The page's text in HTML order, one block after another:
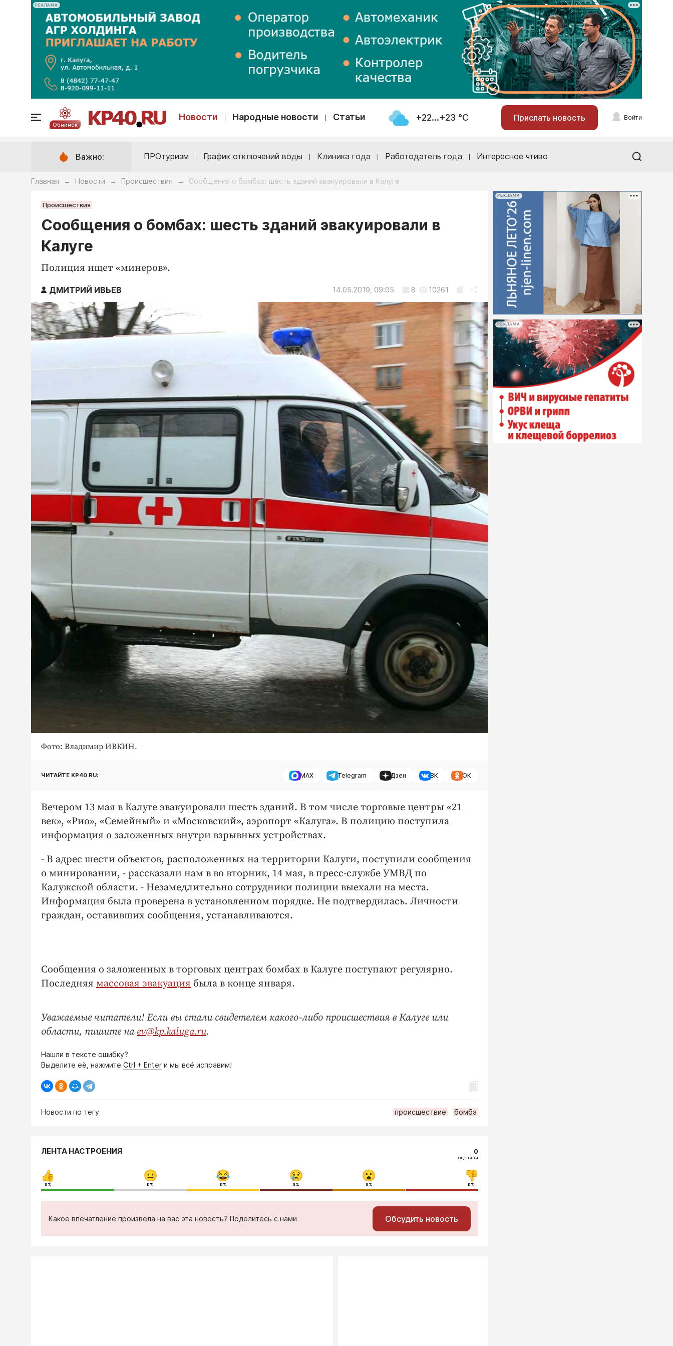
РЕКЛАМА
Обнинск
Новости Народные новости Статьи +22...+23 °С Прислать новость Войти
Важно: ПРОтуризм График отключений воды Клиника года Работодатель года Интересное чтиво
Главная → Новости → Происшествия → Сообщения о бомбах: шесть зданий эвакуировали в Калуге
Происшествия
Сообщения о бомбах: шесть зданий эвакуировали в
Калуге
Полиция ищет «минеров».
ДМИТРИЙ ИВЬЕВ 14.05.2019, 09:05 8 10261
Фото: Владимир ИВКИН.
ЧИТАЙТЕ KP40.RU: MAX Telegram Дзен ВК ОК
Вечером 13 мая в Калуге эвакуировали шесть зданий. В том числе торговые центры «21
век», «Рио», «Семейный» и «Московский», аэропорт «Калуга». В полицию поступила
информация о заложенных внутри взрывных устройствах.
- В адрес шести объектов, расположенных на территории Калуги, поступили сообщения
о минировании, - рассказали нам в во вторник, 14 мая, в пресс-службе УМВД по
Калужской области. - Незамедлительно сотрудники полиции выехали на места.
Информация была проверена в установленном порядке. Не подтвердилась. Личности
граждан, оставивших сообщения, устанавливаются.
Сообщения о заложенных в торговых центрах бомбах в Калуге поступают регулярно.
Последняя массовая эвакуация была в конце января.
Уважаемые читатели! Если вы стали свидетелем какого-либо происшествия в Калуге или
области, пишите на ev@kp.kaluga.ru.
Нашли в тексте ошибку?
Выделите её, нажмите Ctrl + Enter и мы всё исправим!
Новости по тегу происшествие бомба
РЕКЛАМА
РЕКЛАМА
ЛЕНТА НАСТРОЕНИЯ 0
оценили
0% 0% 0% 0% 0% 0%
Какое впечатление произвела на вас эта новость? Поделитесь с нами Обсудить новость